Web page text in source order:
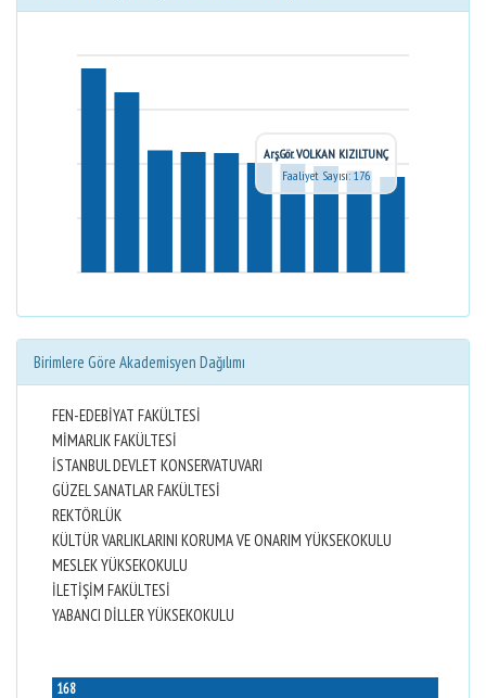
Arş.Gör. VOLKAN KIZILTUNÇ
Faaliyet Sayısı: 176
Birimlere Göre Akademisyen Dağılımı
FEN-EDEBİYAT FAKÜLTESİ
MİMARLIK FAKÜLTESİ
İSTANBUL DEVLET KONSERVATUVARI
GÜZEL SANATLAR FAKÜLTESİ
REKTÖRLÜK
KÜLTÜR VARLIKLARINI KORUMA VE ONARIM YÜKSEKOKULU
MESLEK YÜKSEKOKULU
İLETİŞİM FAKÜLTESİ
YABANCI DİLLER YÜKSEKOKULU
168